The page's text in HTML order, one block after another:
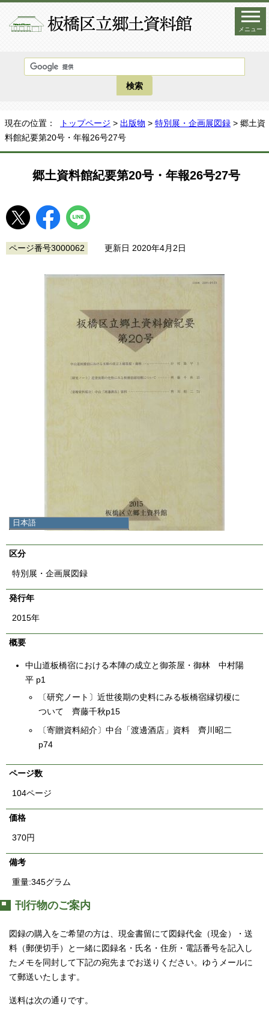
メニュー
日本語
English
한국어
简体中文
繁體中文
現在の位置： トップページ > 出版物 > 特別展・企画展図録 > 郷土資
料館紀要第20号・年報26号27号
郷土資料館紀要第20号・年報26号27号
ページ番号3000062 更新日 2020年4月2日
区分
特別展・企画展図録
発行年
2015年
概要
中山道板橋宿における本陣の成立と御茶屋・御林 中村陽
平 p1
〔研究ノート〕近世後期の史料にみる板橋宿縁切榎に
ついて 齊藤千秋p15
〔寄贈資料紹介〕中台「渡邊酒店」資料 齊川昭二
p74
ページ数
104ページ
価格
370円
備考
重量:345グラム
刊行物のご案内
図録の購入をご希望の方は、現金書留にて図録代金（現金）・送
料（郵便切手）と一緒に図録名・氏名・住所・電話番号を記入し
たメモを同封して下記の宛先までお送りください。ゆうメールに
て郵送いたします。
送料は次の通りです。